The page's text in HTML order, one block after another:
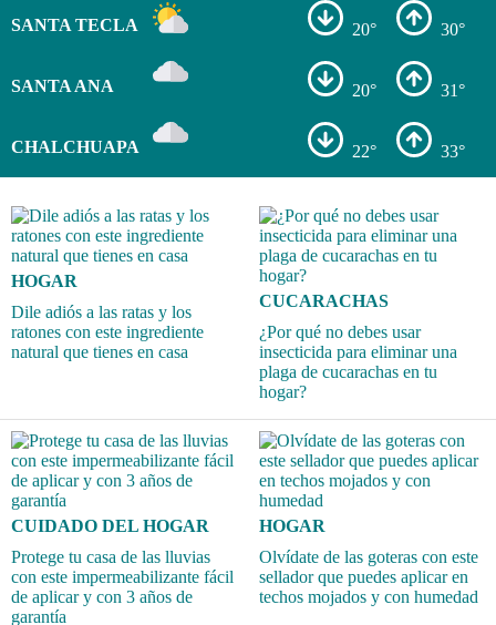
SANTA TECLA 20° 30°
SANTA ANA 20° 31°
CHALCHUAPA 22° 33°
HOGAR
Dile adiós a las ratas y los
ratones con este ingrediente
natural que tienes en casa
CUCARACHAS
¿Por qué no debes usar
insecticida para eliminar una
plaga de cucarachas en tu
hogar?
CUIDADO DEL HOGAR
Protege tu casa de las lluvias
con este impermeabilizante fácil
de aplicar y con 3 años de
garantía
HOGAR
Olvídate de las goteras con este
sellador que puedes aplicar en
techos mojados y con humedad